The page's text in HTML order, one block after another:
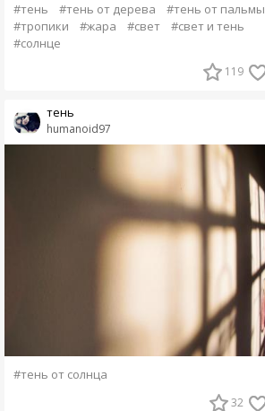
#тень #тень от дерева
#тень от пальмы
#тропики
#жара #свет
#свет и тень
#солнце
119
humanoid97
тень
#тень от солнца
32